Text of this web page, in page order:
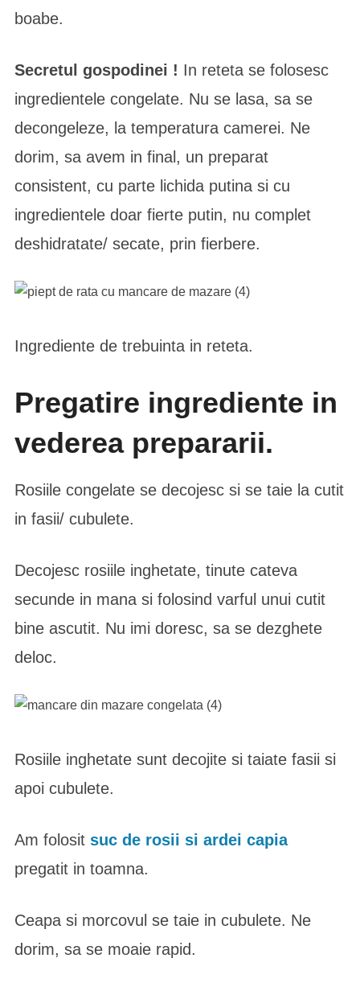
boabe.
Secretul gospodinei ! In reteta se folosesc
ingredientele congelate. Nu se lasa, sa se
decongeleze, la temperatura camerei. Ne
dorim, sa avem in final, un preparat
consistent, cu parte lichida putina si cu
ingredientele doar fierte putin, nu complet
deshidratate/ secate, prin fierbere.
Ingrediente de trebuinta in reteta.
Pregatire ingrediente in
vederea prepararii.
Rosiile congelate se decojesc si se taie la cutit
in fasii/ cubulete.
Decojesc rosiile inghetate, tinute cateva
secunde in mana si folosind varful unui cutit
bine ascutit. Nu imi doresc, sa se dezghete
deloc.
Rosiile inghetate sunt decojite si taiate fasii si
apoi cubulete.
Am folosit suc de rosii si ardei capia
pregatit in toamna.
Ceapa si morcovul se taie in cubulete. Ne
dorim, sa se moaie rapid.